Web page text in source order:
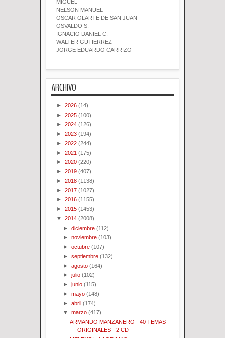
MIGUEL
NELSON MANUEL
OSCAR OLARTE DE SAN JUAN
OSVALDO S.
IGNACIO DANIEL C.
WALTER GUTIERREZ
JORGE EDUARDO CARRIZO
ARCHIVO
► 2026 (14)
► 2025 (100)
► 2024 (126)
► 2023 (194)
► 2022 (244)
► 2021 (175)
► 2020 (220)
► 2019 (407)
► 2018 (1138)
► 2017 (1027)
► 2016 (1155)
► 2015 (1453)
▼ 2014 (2008)
►diciembre (112)
►noviembre (103)
►octubre (107)
►septiembre (132)
►agosto (164)
►julio (102)
►junio (115)
►mayo (148)
►abril (174)
▼marzo (417)
ARMANDO MANZANERO - 40 TEMAS
ORIGINALES - 2 CD